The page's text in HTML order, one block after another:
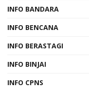
INFO BANDARA
INFO BENCANA
INFO BERASTAGI
INFO BINJAI
INFO CPNS